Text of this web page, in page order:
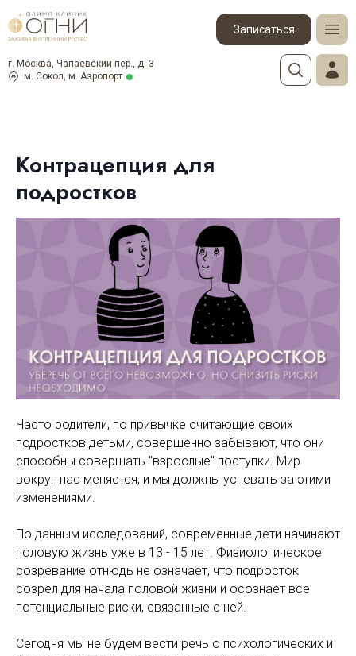
Записаться
м. Сокол, м. Аэропорт
г. Москва, Чапаевский пер., д. 3
Контрацепция для
подростков
Часто родители, по привычке считающие своих
подростков детьми, совершенно забывают, что они
способны совершать "взрослые" поступки. Мир
вокруг нас меняется, и мы должны успевать за этими
изменениями.
По данным исследований, современные дети начинают
половую жизнь уже в 13 - 15 лет. Физиологическое
созревание отнюдь не означает, что подросток
созрел для начала половой жизни и осознает все
потенциальные риски, связанные с ней.
Сегодня мы не будем вести речь о психологических и